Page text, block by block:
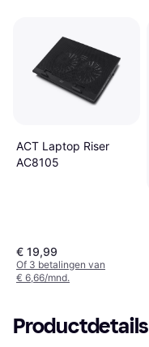
ACT Laptop Riser
AC8105
€ 19,99
Of 3 betalingen van
€ 6,66/mnd.
Productdetails